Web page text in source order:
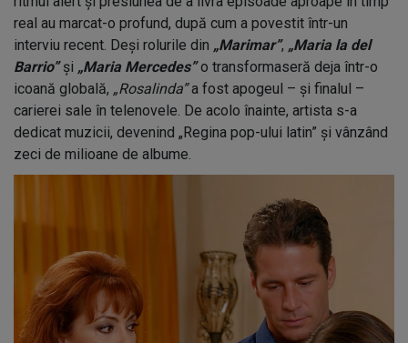
real au marcat-o profund, după cum a povestit într-un
interviu recent. Deși rolurile din „Marimar”, „Maria la del
Barrio”și „Maria Mercedes”o transformaseră deja într-o
icoană globală, „Rosalinda”a fost apogeul – și finalul –
carierei sale în telenovele. De acolo înainte, artista s-a
dedicat muzicii, devenind „Regina pop-ului latin” și vânzând
zeci de milioane de albume.